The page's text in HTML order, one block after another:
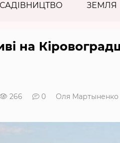
САДІВНИЦТВО ЗЕМЛЯ
на
266 0 Оля Мартыненко